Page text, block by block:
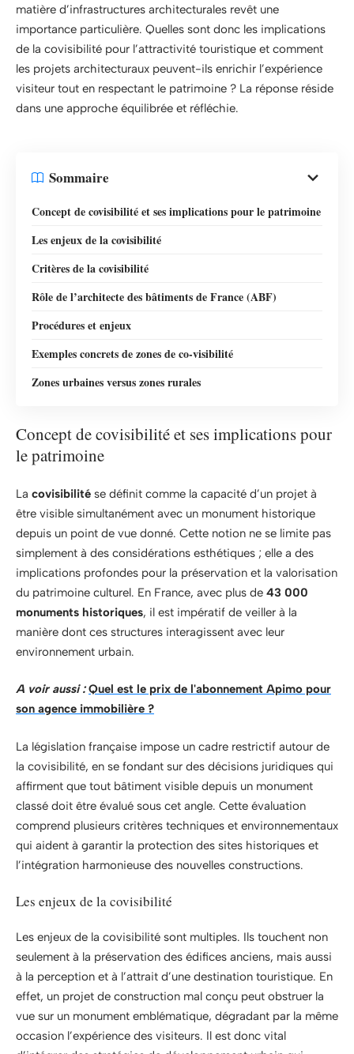
matière d’infrastructures architecturales revêt une
importance particulière. Quelles sont donc les implications
de la covisibilité pour l’attractivité touristique et comment
les projets architecturaux peuvent-ils enrichir l’expérience
visiteur tout en respectant le patrimoine ? La réponse réside
dans une approche équilibrée et réfléchie.
Sommaire
Concept de covisibilité et ses implications pour le patrimoine
Les enjeux de la covisibilité
Critères de la covisibilité
Rôle de l’architecte des bâtiments de France (ABF)
Procédures et enjeux
Exemples concrets de zones de co-visibilité
Zones urbaines versus zones rurales
Concept de covisibilité et ses implications pour
le patrimoine
La covisibilité se définit comme la capacité d’un projet à
être visible simultanément avec un monument historique
depuis un point de vue donné. Cette notion ne se limite pas
simplement à des considérations esthétiques ; elle a des
implications profondes pour la préservation et la valorisation
du patrimoine culturel. En France, avec plus de 43 000
monuments historiques, il est impératif de veiller à la
manière dont ces structures interagissent avec leur
environnement urbain.
A voir aussi : Quel est le prix de l'abonnement Apimo pour
son agence immobilière ?
La législation française impose un cadre restrictif autour de
la covisibilité, en se fondant sur des décisions juridiques qui
affirment que tout bâtiment visible depuis un monument
classé doit être évalué sous cet angle. Cette évaluation
comprend plusieurs critères techniques et environnementaux
qui aident à garantir la protection des sites historiques et
l’intégration harmonieuse des nouvelles constructions.
Les enjeux de la covisibilité
Les enjeux de la covisibilité sont multiples. Ils touchent non
seulement à la préservation des édifices anciens, mais aussi
à la perception et à l’attrait d’une destination touristique. En
effet, un projet de construction mal conçu peut obstruer la
vue sur un monument emblématique, dégradant par la même
occasion l’expérience des visiteurs. Il est donc vital